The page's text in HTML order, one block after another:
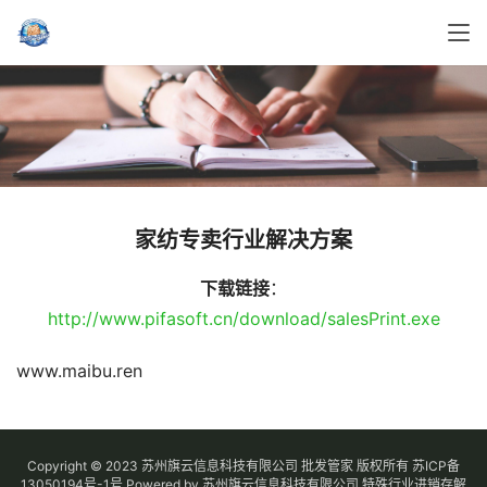
家纺专卖行业解决方案
下载链接：
http://www.pifasoft.cn/download/salesPrint.exe
www.maibu.ren
Copyright © 2023 苏州旗云信息科技有限公司 批发管家 版权所有 苏ICP备